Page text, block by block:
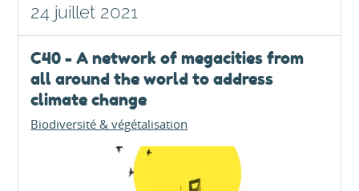
24 juillet 2021
C40 - A network of megacities from
all around the world to address
climate change
Biodiversité & végétalisation